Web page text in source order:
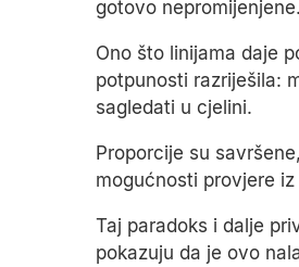
gotovo nepromijenjene.
Ono što linijama daje
potpunosti razriješila:
sagledati u cjelini.
Proporcije su
mogućnosti provjere
Taj paradoks i dalje
pokazuju da je ovo